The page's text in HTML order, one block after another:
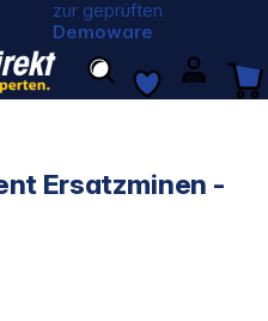
zur geprüften
Demoware
Ersatzminen -